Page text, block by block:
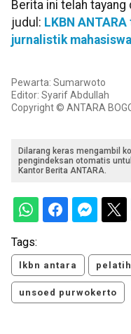
Berita ini telah
judul: LKBN
jurnalistik
Pewarta: Sumarwoto
Editor: Syarif Abdullah
Copyright © ANTARA
Dilarang keras mengambil
pengindeksan otomatis
Kantor Berita ANTARA.
Tags:
lkbn antara
unsoed purwokerto